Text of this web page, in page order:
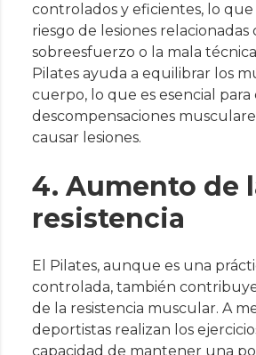
controlados y eficientes, lo que
riesgo de lesiones relacionadas
sobreesfuerzo o la mala
Pilates ayuda a equilibrar los
cuerpo, lo que es esencial para
descompensaciones
causar lesiones.
4. Aumento de
resistencia
El Pilates, aunque es una
controlada, también
de la resistencia muscular. A
deportistas realizan los
capacidad de mantener una